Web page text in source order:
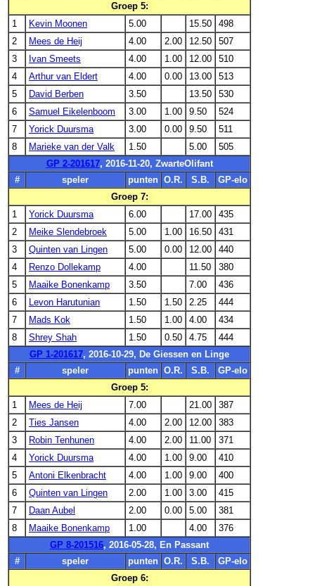
Groep 5:
1
Kevin Moonen 5.00 15.50
498
2
Mees de Heij 4.00 2.00 12.50
507
3
Ivan Smeets 4.00 1.00 12.00
510
4
Arthur van Eldert 4.00 0.00 13.00
513
5
David Berben 3.50 13.50
530
6
Samuel Eikelenboom 3.00 1.00 9.50
524
7
Yorick Duursma 3.00 0.00 9.50
511
8
Marieke van der Valk 1.50 5.00
505
GP 2-201617, 2016-11-20, ZwarteOlifant
#
speler punten O.R. S.B.
GP-elo
Groep 7:
1
Yorick Duursma 6.00 17.00
435
2
Meike Slendebroek 5.00 1.00 16.50
431
3
Quinten van Lingen 5.00 0.00 12.00
440
4
Renzo Dollekamp 4.00 11.50
380
5
Maaike Bonenkamp 3.50 7.00
436
6
Levon Harutunian 1.50 1.50 2.25
444
7
Mads Kok 1.50 1.00 4.00
434
8
Shrey Shah 1.50 0.50 4.75
444
GP 1-201617, 2016-10-29, De Giessen en Linge
#
speler punten O.R. S.B.
GP-elo
Groep 5:
1
Mees de Heij 7.00 21.00
387
2
Ties Jansen 4.00 2.00 12.00
383
3
Robin Tenhunen 4.00 2.00 11.00
371
4
Yorick Duursma 4.00 1.00 9.00
410
5
Antoni Elkenbracht 4.00 1.00 9.00
400
6
Quinten van Lingen 2.00 1.00 3.00
415
7
Daan Aubel 2.00 0.00 5.00
381
8
Maaike Bonenkamp 1.00 4.00
376
GP 8-201516, 2016-05-28, En Passant
#
speler punten O.R. S.B.
GP-elo
Groep 6: